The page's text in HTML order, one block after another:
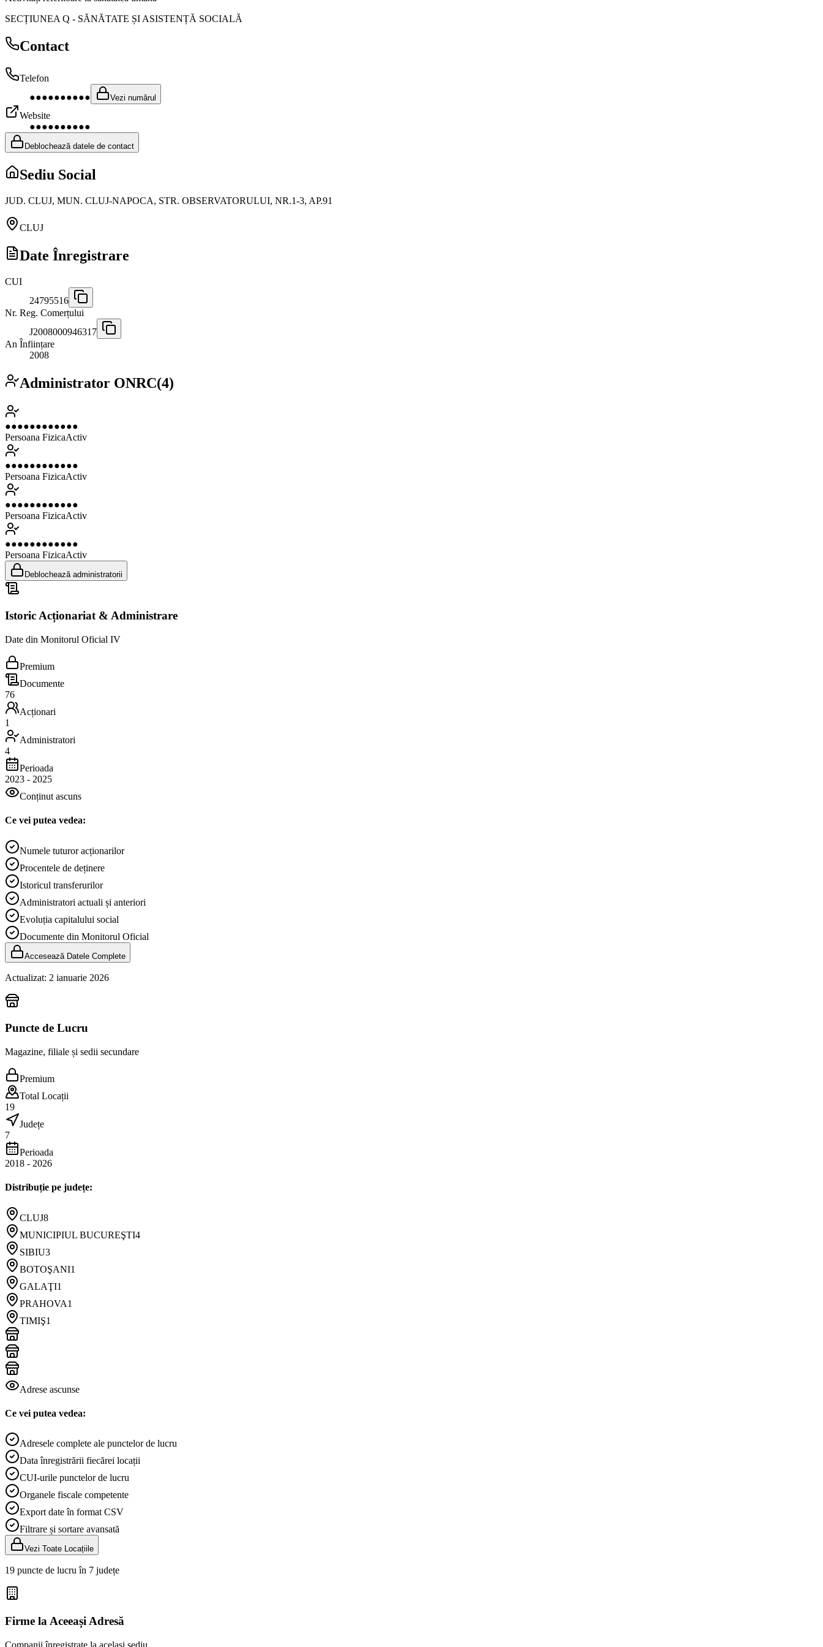
SECȚIUNEA Q - SĂNĂTATE ȘI ASISTENȚĂ SOCIALĂ
Contact
Telefon
●●●●●●●●●●
Vezi numărul
Website
●●●●●●●●●●
Deblochează datele de contact
Sediu Social
JUD. CLUJ, MUN. CLUJ-NAPOCA, STR. OBSERVATORULUI, NR.1-3, AP.91
CLUJ
Date Înregistrare
CUI
24795516
Nr. Reg. Comerțului
J2008000946317
An Înființare
2008
Administrator ONRC(4)
●●●●●●●●●●●●
Persoana FizicaActiv
●●●●●●●●●●●●
Persoana FizicaActiv
●●●●●●●●●●●●
Persoana FizicaActiv
●●●●●●●●●●●●
Persoana FizicaActiv
Deblochează administratorii
Istoric Acționariat & Administrare
Date din Monitorul Oficial IV
Premium
Documente
76
Acționari
1
Administratori
4
Perioada
2023 - 2025
Conținut ascuns
Ce vei putea vedea:
Numele tuturor acționarilor
Procentele de deținere
Istoricul transferurilor
Administratori actuali și anteriori
Evoluția capitalului social
Documente din Monitorul Oficial
Accesează Datele Complete
Actualizat: 2 ianuarie 2026
Puncte de Lucru
Magazine, filiale și sedii secundare
Premium
Total Locații
19
Județe
7
Perioada
2018 - 2026
Distribuție pe județe:
CLUJ8
MUNICIPIUL BUCUREŞTI4
SIBIU3
BOTOŞANI1
GALAŢI1
PRAHOVA1
TIMIŞ1
Adrese ascunse
Ce vei putea vedea:
Adresele complete ale punctelor de lucru
Data înregistrării fiecărei locații
CUI-urile punctelor de lucru
Organele fiscale competente
Export date în format CSV
Filtrare și sortare avansată
Vezi Toate Locațiile
19 puncte de lucru în 7 județe
Firme la Aceeași Adresă
Companii înregistrate la același sediu